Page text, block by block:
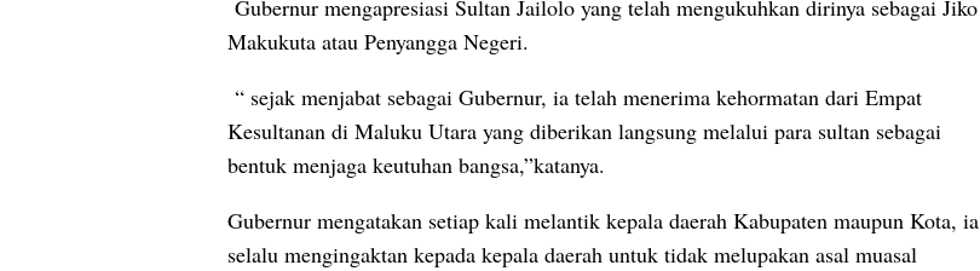
Gubernur mengapresiasi Sultan Jailolo yang telah mengukuhkan dirinya sebagai Jiko
Makukuta atau Penyangga Negeri.
“ sejak menjabat sebagai Gubernur, ia telah menerima kehormatan dari Empat
Kesultanan di Maluku Utara yang diberikan langsung melalui para sultan sebagai
bentuk menjaga keutuhan bangsa,”katanya.
Gubernur mengatakan setiap kali melantik kepala daerah Kabupaten maupun Kota, ia
selalu mengingaktan kepada kepala daerah untuk tidak melupakan asal muasal